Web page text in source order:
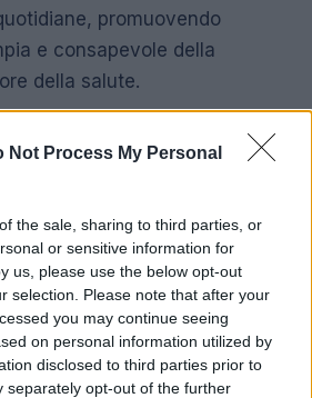
Not Process My Personal
the sale, sharing to third parties, or
or sensitive information for
us, please use the below opt-out
selection. Please note that after your
you may continue seeing
on personal information utilized by
disclosed to third parties prior to
separately opt-out of the further
promuovendo
e consapevole della
della salute.
ha ottenuto documenti ufficiali
d'appalto dopo una settimana di
atti; è redattrice di desk che
feature investigative e coordina
interno. Genovese di nascita,
personale di contratti
in redazione.